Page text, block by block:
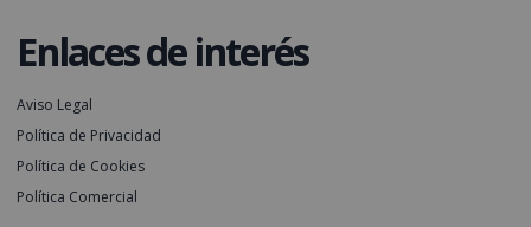
Enlaces de interés
Aviso Legal
Política de Privacidad
Política de Cookies
Política Comercial